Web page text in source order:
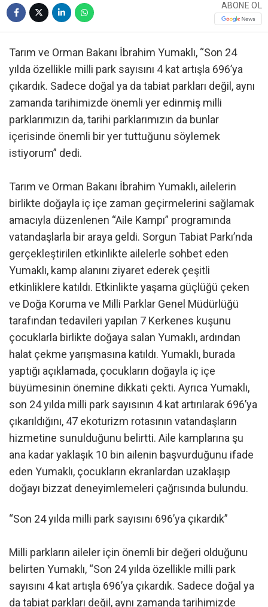
ABONE OL
Tarım ve Orman Bakanı İbrahim Yumaklı, “Son 24
yılda özellikle milli park sayısını 4 kat artışla 696’ya
çıkardık. Sadece doğal ya da tabiat parkları değil, aynı
zamanda tarihimizde önemli yer edinmiş milli
parklarımızın da, tarihi parklarımızın da bunlar
içerisinde önemli bir yer tuttuğunu söylemek
istiyorum” dedi.
Tarım ve Orman Bakanı İbrahim Yumaklı, ailelerin
birlikte doğayla iç içe zaman geçirmelerini sağlamak
amacıyla düzenlenen “Aile Kampı” programında
vatandaşlarla bir araya geldi. Sorgun Tabiat Parkı’nda
gerçekleştirilen etkinlikte ailelerle sohbet eden
Yumaklı, kamp alanını ziyaret ederek çeşitli
etkinliklere katıldı. Etkinlikte yaşama güçlüğü çeken
ve Doğa Koruma ve Milli Parklar Genel Müdürlüğü
tarafından tedavileri yapılan 7 Kerkenes kuşunu
çocuklarla birlikte doğaya salan Yumaklı, ardından
halat çekme yarışmasına katıldı. Yumaklı, burada
yaptığı açıklamada, çocukların doğayla iç içe
büyümesinin önemine dikkati çekti. Ayrıca Yumaklı,
son 24 yılda milli park sayısının 4 kat artırılarak 696’ya
çıkarıldığını, 47 ekoturizm rotasının vatandaşların
hizmetine sunulduğunu belirtti. Aile kamplarına şu
ana kadar yaklaşık 10 bin ailenin başvurduğunu ifade
eden Yumaklı, çocukların ekranlardan uzaklaşıp
doğayı bizzat deneyimlemeleri çağrısında bulundu.
“Son 24 yılda milli park sayısını 696’ya çıkardık”
Milli parkların aileler için önemli bir değeri olduğunu
belirten Yumaklı, “Son 24 yılda özellikle milli park
sayısını 4 kat artışla 696’ya çıkardık. Sadece doğal ya
da tabiat parkları değil, aynı zamanda tarihimizde